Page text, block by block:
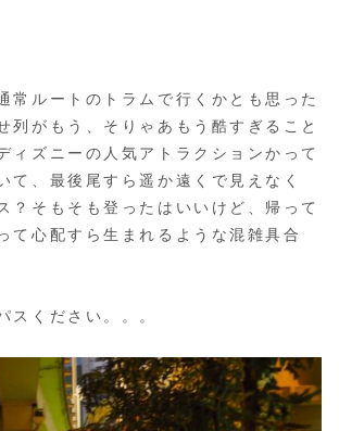
常ルートのトラムで行くかとも思った
列がもう、そりゃあもう酷すぎること
ィズニーの人気アトラクションかって
て、最後尾すら遥か遠くで見えなく
？そもそも登ったはいいけど、帰って
て心配すら生まれるような混雑具合
スください。。。